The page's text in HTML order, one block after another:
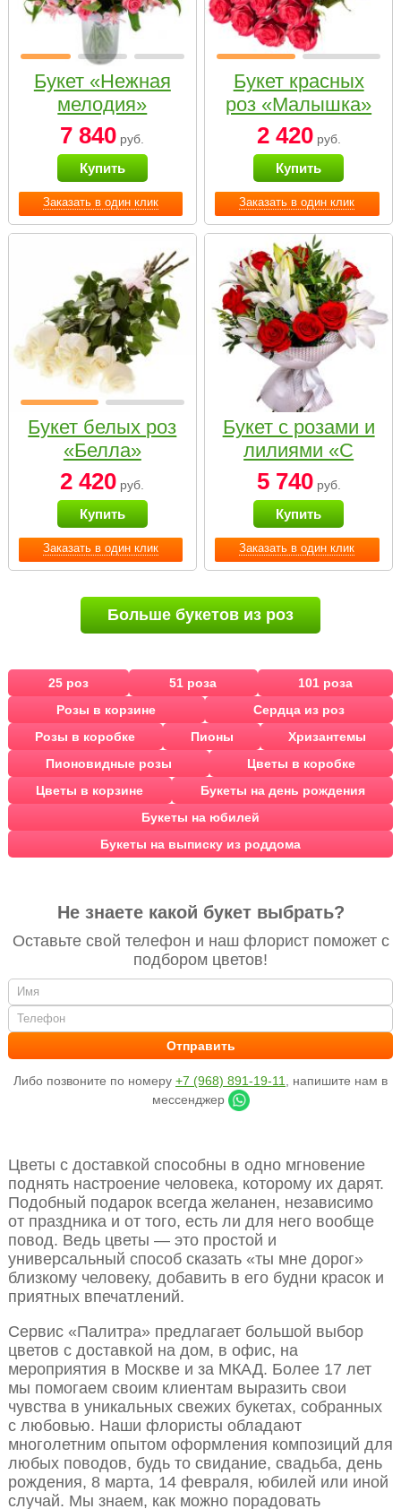
Заказать в один клик
Букет «Нежная
мелодия»
7 840 руб.
Купить
Заказать в один клик
Букет красных
роз «Малышка»
2 420руб.
Купить
Заказать в один клик
Букет белых роз
«Белла»
2 420 руб.
Купить
Заказать в один клик
Букет с розами и
лилиями «С
наилучшими
пожеланиями»
5 740руб.
Купить
Больше букетов из роз
25 роз 51 роза
101 роза
Розы в корзине
Сердца из роз
Розы в коробке
Пионы
Хризантемы
Пионовидные розы
Цветы в коробке
Цветы в корзине
Букеты на день рождения
Букеты на юбилей
Букеты на выписку из роддома
Не знаете какой букет выбрать?
Оставьте свой телефон и наш флорист поможет с
подбором цветов!
Либо позвоните по номеру +7 (968) 891-19-11
, напишите нам в
мессенджер
Цветы с доставкой способны в одно мгновение
поднять настроение человека, которому их дарят.
Подобный подарок всегда желанен, независимо
от праздника и от того, есть ли для него вообще
повод. Ведь цветы — это простой и
универсальный способ сказать «ты мне дорог»
близкому человеку, добавить в его будни красок и
приятных впечатлений.
Сервис «Палитра» предлагает большой выбор
цветов с доставкой на дом, в офис, на
мероприятия в Москве и за МКАД. Более 17 лет
мы помогаем своим клиентам выразить свои
чувства в уникальных свежих букетах, собранных
с любовью. Наши флористы обладают
многолетним опытом оформления композиций для
любых поводов, будь то свидание, свадьба, день
рождения, 8 марта, 14 февраля, юбилей или иной
случай. Мы знаем, как можно порадовать